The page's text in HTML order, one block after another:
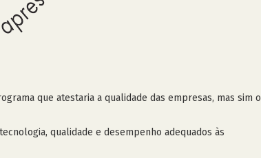
que atestaria a qualidade das empresas, mas sim o
qualidade e desempenho adequados às